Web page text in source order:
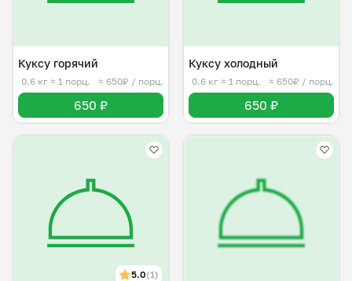
Куксу горячий
0.6 кг ≈ 1 порц. ≈ 650₽ / порц.
650 ₽
Куксу холодный
0.6 кг ≈ 1 порц. ≈ 650₽ / порц.
650 ₽
5.0(1)